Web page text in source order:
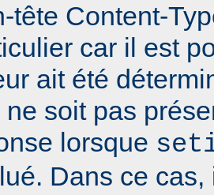
tête Content-
car il est
ait été
ne soit pas
lorsque
Dans ce